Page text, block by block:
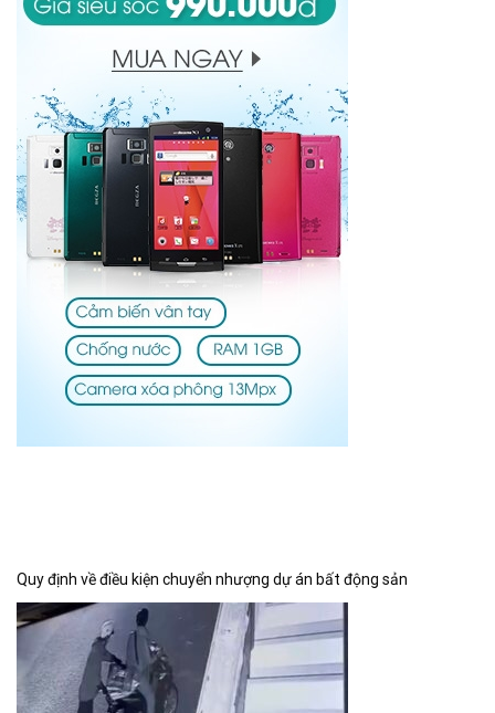
Quy định về điều kiện chuyển nhượng dự án bất động sản